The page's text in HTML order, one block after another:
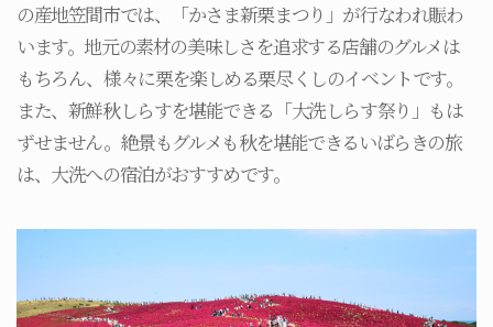
の産地笠間市では、「かさま新栗まつり」が行なわれ賑わ
います。地元の素材の美味しさを追求する店舗のグルメは
もちろん、様々に栗を楽しめる栗尽くしのイベントです。
また、新鮮秋しらすを堪能できる「大洗しらす祭り」もは
ずせません。絶景もグルメも秋を堪能できるいばらきの旅
は、大洗への宿泊がおすすめです。